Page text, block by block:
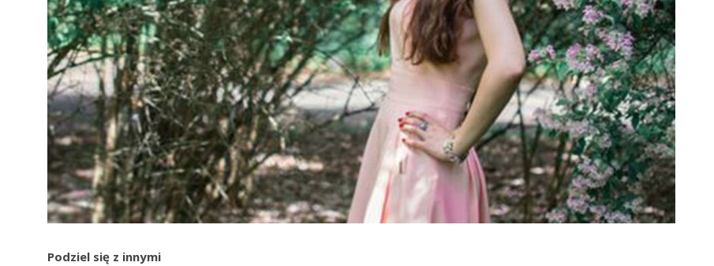
Podziel się z innymi